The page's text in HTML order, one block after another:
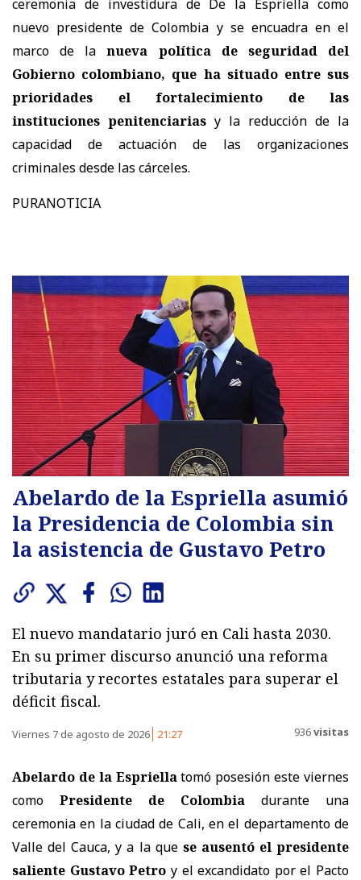
ceremonia de investidura de De la Espriella como
nuevo presidente de Colombia y se encuadra en el
marco de lanueva política de seguridad del
Gobierno colombiano, que ha situado entre sus
prioridades el fortalecimiento de las
instituciones penitenciarias y la reducción de la
capacidad de actuación de las organizaciones
criminales desde las cárceles.
PURANOTICIA
Abelardo de la Espriella asumió
la Presidencia de Colombia sin
la asistencia de Gustavo Petro
El nuevo mandatario juró en Cali hasta 2030.
En su primer discurso anunció una reforma
tributaria y recortes estatales para superar el
déficit fiscal.
Viernes 7 de agosto de 2026 21:27 936visitas
Abelardo de la Espriellatomó posesión este viernes
como Presidente de Colombia durante una
ceremonia en la ciudad de Cali, en el departamento de
Valle del Cauca, y a la que se ausentó el presidente
saliente Gustavo Petro y el excandidato por el Pacto